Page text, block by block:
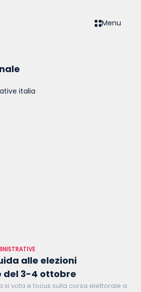
Menu
alle elezioni
3-4 ottobre
si vota e focus sulla corsa elettorale a